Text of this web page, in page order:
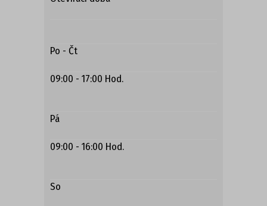
Po - Čt
09:00 - 17:00 Hod.
Pá
09:00 - 16:00 Hod.
So